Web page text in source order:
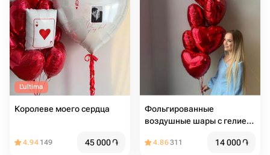
L'ultima
Королеве моего сердца
4.94 149 45 000֏
Фольгированные
воздушные шары с гелием
4.86311 14 000֏